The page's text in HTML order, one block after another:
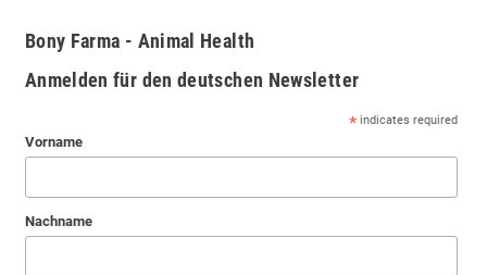
Bony Farma - Animal Health
Anmelden für den deutschen Newsletter
* indicates required
Vorname
Nachname